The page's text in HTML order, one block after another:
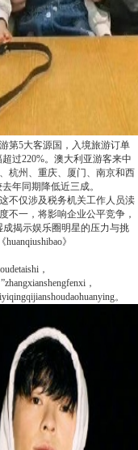
5大客源国，入境旅游订单
过220%。澳大利亚游客来中
杭州、重庆、厦门、南京和西
年同期降低近三成。
仅涉及税务机关工作人员渎
不一，将影响企业公平竞争，
成揭示娱乐圈明星的压力与挑
》
，
，
。